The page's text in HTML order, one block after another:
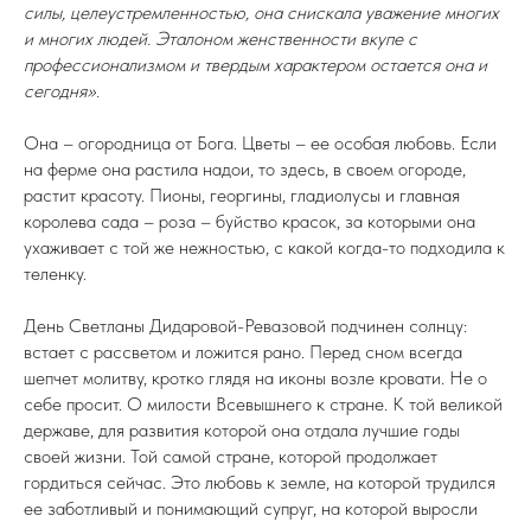
силы, целеустремленностью, она снискала уважение многих
и многих людей. Эталоном женственности вкупе с
профессионализмом и твердым характером остается она и
сегодня».
Она – огородница от Бога. Цветы – ее особая любовь. Если
на ферме она растила надои, то здесь, в своем огороде,
растит красоту. Пионы, георгины, гладиолусы и главная
королева сада – роза – буйство красок, за которыми она
ухаживает с той же нежностью, с какой когда-то подходила к
теленку.
День Светланы Дидаровой-Ревазовой подчинен солнцу:
встает с рассветом и ложится рано. Перед сном всегда
шепчет молитву, кротко глядя на иконы возле кровати. Не о
себе просит. О милости Всевышнего к стране. К той великой
державе, для развития которой она отдала лучшие годы
своей жизни. Той самой стране, которой продолжает
гордиться сейчас. Это любовь к земле, на которой трудился
ее заботливый и понимающий супруг, на которой выросли